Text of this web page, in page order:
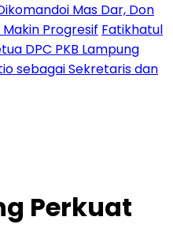
Mas Dar, Don
Progresif Fatikhatul
DPC PKB Lampung
sebagai Sekretaris dan
Perkuat